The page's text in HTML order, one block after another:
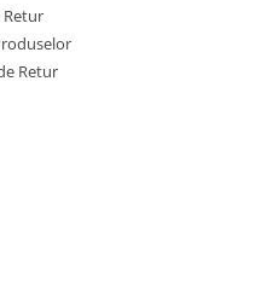
pe jumatate
distanta
Retur
Retur